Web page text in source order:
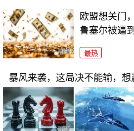
欧盟想关门
鲁塞尔被逼
最热
暴风来袭，这局决不能输，